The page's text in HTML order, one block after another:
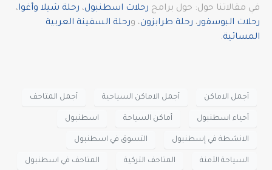
في مقالاتنا حول: حول برامج رحلات اسطنبول، رحلة شيلا وأغوا،
رحلات البوسفور، رحلة طرابزون، ورحلة السفينة العربية
المسائية.
أجمل الاماكن أجمل الاماكن السياحية أجمل المتاحف
أحياء اسطنبول أماكن السياحة اسطنبول
الانشطة في إسطنبول التسوق في اسطنبول
السياحة الآمنة المتاحف التركية المتاحف في اسطنبول